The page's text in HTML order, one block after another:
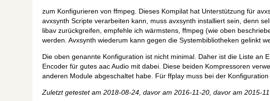
zum Konfigurieren von ffmpeg. Dieses Kompilat hat Unterstützung für
avxsynth Scripte verarbeiten kann, muss avxsynth installiert sein, denn
libav zurückgreifen, empfehle ich wärmstens, ffmpeg (wie oben
werden. Avxsynth wiederum kann gegen die Systembibliotheken gelinkt
Die oben genannte Konfiguration ist nicht minimal. Daher ist die Liste an
Encoder für gutes aac Audio mit dabei. Diese beiden Kompressoren
anderen Module abgeschaltet habe. Für ffplay muss bei der Konfiguration
Zuletzt getestet am 2018-08-24, davor am 2016-11-20, davor am 2015-